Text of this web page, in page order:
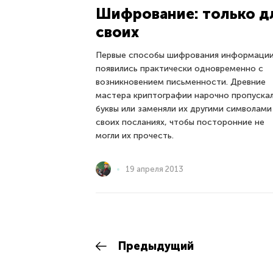
Шифрование: только
своих
Первые способы шифрования информации
появились практически одновременно с
возникновением письменности. Древние
мастера криптографии нарочно
буквы или заменяли их другими символами
своих посланиях, чтобы посторонние не
могли их прочесть.
19 апреля 2013
Предыдущий